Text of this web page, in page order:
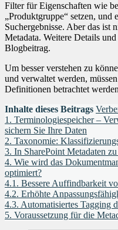
Filter für Eigenschaften wie
„Produktgruppe“ setzen, und
Suchergebnisse. Aber das ist
Metadata. Weitere Details
Blogbeitrag.
Um besser verstehen zu
und verwaltet werden,
Definitionen betrachtet
Inhalte dieses Beitrags
1. Terminologiespeicher –
sichern Sie Ihre Daten
2. Taxonomie:
3. In SharePoint Metadaten
4. Wie wird das
optimiert?
4.1. Bessere Auffindbarkeit
4.2. Erhöhte
4.3. Automatisiertes Tagging
5. Voraussetzung für die